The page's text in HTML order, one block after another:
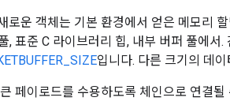
로운 객체는 기본 환경에서 얻은 메모리
, 표준 C 라이브러리 힙, 내부 버퍼 풀에서
입니다. 다른 크기의 데
페이로드를 수용하도록 체인으로 연결